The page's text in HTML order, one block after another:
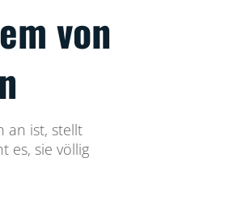
von
an ist, stellt
es, sie völlig